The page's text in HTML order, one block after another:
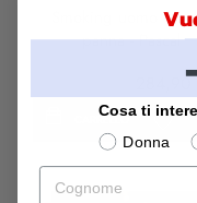
Smoking uomo
panna - Pascal
CARRELLO
Cosa ti
Donna
Cognome